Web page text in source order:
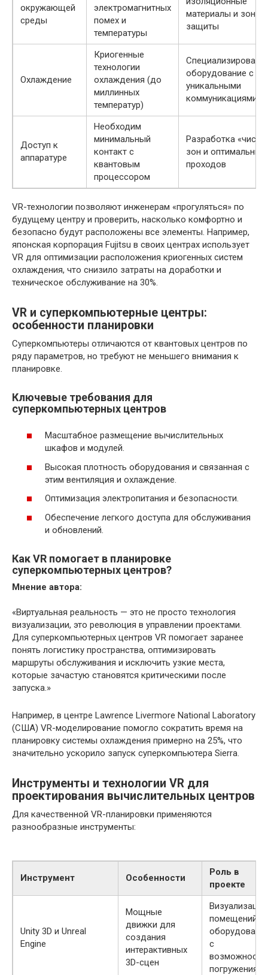
окружающей
среды
электромагнитных
помех и
температуры
материалы и зоны
защиты
Охлаждение
Криогенные
технологии
охлаждения (до
миллинных
температур)
оборудование с
уникальными
коммуникациями
Доступ к
аппаратуре
Необходим
минимальный
контакт с
квантовым
процессором
Разработка
зон и оптимальных
проходов
VR-технологии позволяют инженерам «прогуляться» по
будущему центру и проверить, насколько комфортно и
безопасно будут расположены все элементы. Например,
японская корпорация Fujitsu в своих центрах использует
VR для оптимизации расположения криогенных систем
охлаждения, что снизило затраты на доработки и
техническое обслуживание на 30%.
VR и суперкомпьютерные центры:
особенности планировки
Суперкомпьютеры отличаются от квантовых центров по
ряду параметров, но требуют не меньшего внимания к
планировке.
Ключевые требования для
суперкомпьютерных центров
Масштабное размещение вычислительных
шкафов и модулей.
Высокая плотность оборудования и связанная с
этим вентиляция и охлаждение.
Оптимизация электропитания и безопасности.
Обеспечение легкого доступа для обслуживания
и обновлений.
Как VR помогает в планировке
суперкомпьютерных центров?
Мнение автора:
«Виртуальная реальность — это не просто технология
визуализации, это революция в управлении проектами.
Для суперкомпьютерных центров VR помогает заранее
понять логистику пространства, оптимизировать
маршруты обслуживания и исключить узкие места,
которые зачастую становятся критическими после
запуска.»
Например, в центре Lawrence Livermore National Laboratory
(США) VR-моделирование помогло сократить время на
планировку системы охлаждения примерно на 25%, что
значительно ускорило запуск суперкомпьютера Sierra.
Инструменты и технологии VR для
проектирования вычислительных центров
Для качественной VR-планировки применяются
разнообразные инструменты:
Инструмент Особенности
Роль в
проекте
Unity 3D и Unreal
Engine
Мощные
движки для
создания
интерактивных
3D-сцен
Визуализация
помещений и
с
погружения